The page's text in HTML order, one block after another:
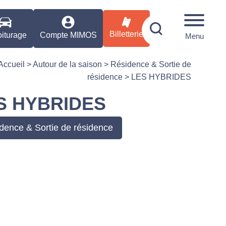
Compte MIMOS Billetterie Menu
>Autour de la saison > Résidence & Sortie de
résidence> LES HYBRIDES
HYBRIDES
& Sortie de résidence